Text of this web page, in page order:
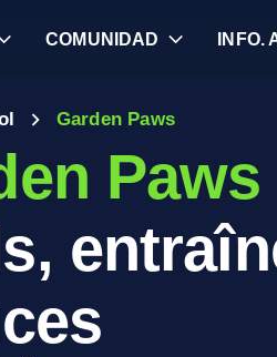
COMUNIDAD INFO.
Garden Paws
Paws